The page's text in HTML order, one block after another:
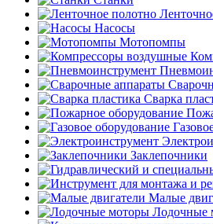
Насосы
Мотопомпы
Сварка
Заклепочники
Малые
Лодочные